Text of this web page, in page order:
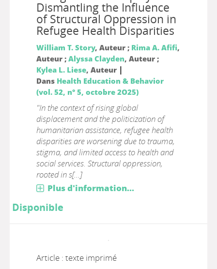
Dismantling the Influence
of Structural Oppression in
Refugee Health Disparities
William T. Story, Auteur ; Rima A. Afifi,
Auteur ; Alyssa Clayden, Auteur ;
Kylea L. Liese, Auteur |
Dans Health Education & Behavior
(vol. 52, n° 5, octobre 2O25)
"In the context of rising global
displacement and the politicization of
humanitarian assistance, refugee health
disparities are worsening due to trauma,
stigma, and limited access to health and
social services. Structural oppression,
rooted in s[...]
Plus d'information...
Disponible
Article : texte imprimé